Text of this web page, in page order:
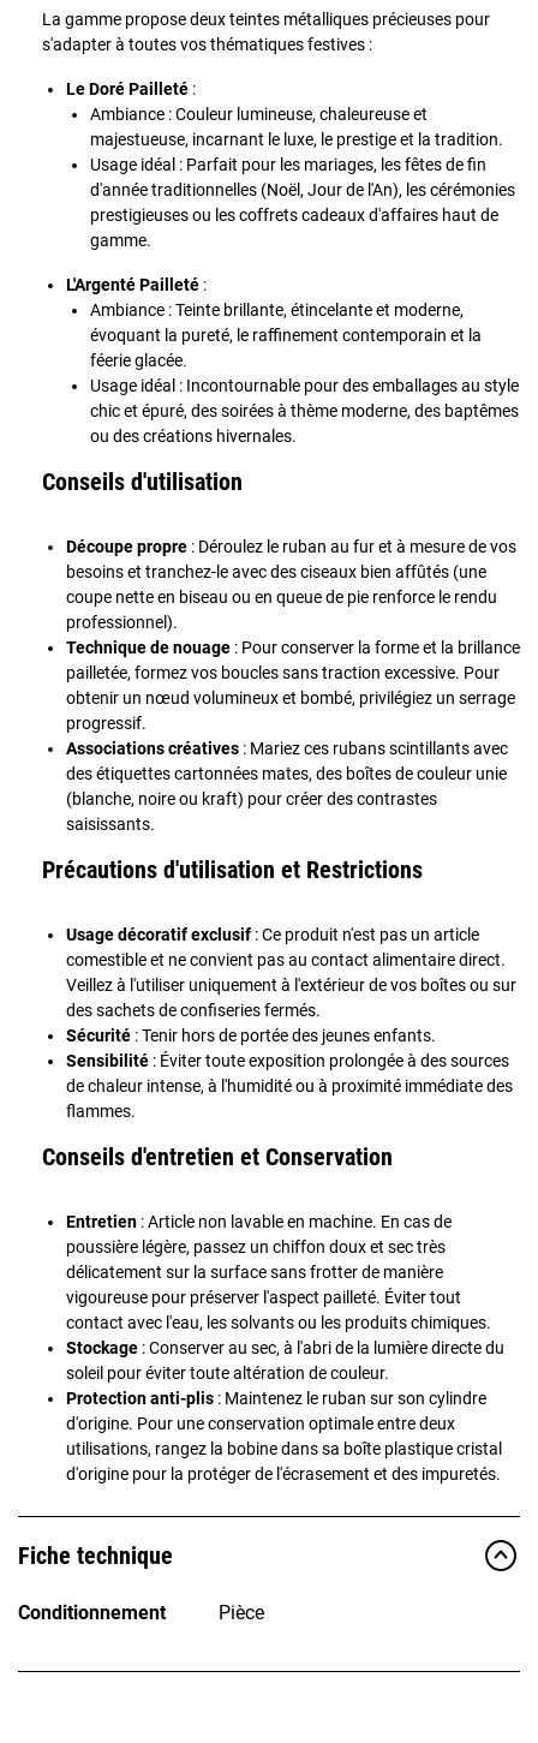
La gamme propose deux teintes métalliques précieuses pour
s'adapter à toutes vos thématiques festives :
Le Doré Pailleté :
Ambiance : Couleur lumineuse, chaleureuse et
majestueuse, incarnant le luxe, le prestige et la tradition.
Usage idéal : Parfait pour les mariages, les fêtes de fin
d'année traditionnelles (Noël, Jour de l'An), les cérémonies
prestigieuses ou les coffrets cadeaux d'affaires haut de
gamme.
L'Argenté Pailleté :
Ambiance : Teinte brillante, étincelante et moderne,
évoquant la pureté, le raffinement contemporain et la
féerie glacée.
Usage idéal : Incontournable pour des emballages au style
chic et épuré, des soirées à thème moderne, des baptêmes
ou des créations hivernales.
Conseils d'utilisation
Découpe propre : Déroulez le ruban au fur et à mesure de vos
besoins et tranchez-le avec des ciseaux bien affûtés (une
coupe nette en biseau ou en queue de pie renforce le rendu
professionnel).
Technique de nouage : Pour conserver la forme et la brillance
pailletée, formez vos boucles sans traction excessive. Pour
obtenir un nœud volumineux et bombé, privilégiez un serrage
progressif.
Associations créatives : Mariez ces rubans scintillants avec
des étiquettes cartonnées mates, des boîtes de couleur unie
(blanche, noire ou kraft) pour créer des contrastes
saisissants.
Précautions d'utilisation et Restrictions
Usage décoratif exclusif : Ce produit n'est pas un article
comestible et ne convient pas au contact alimentaire direct.
Veillez à l'utiliser uniquement à l'extérieur de vos boîtes ou sur
des sachets de confiseries fermés.
Sécurité : Tenir hors de portée des jeunes enfants.
Sensibilité : Éviter toute exposition prolongée à des sources
de chaleur intense, à l'humidité ou à proximité immédiate des
flammes.
Conseils d'entretien et Conservation
Entretien : Article non lavable en machine. En cas de
poussière légère, passez un chiffon doux et sec très
délicatement sur la surface sans frotter de manière
vigoureuse pour préserver l'aspect pailleté. Éviter tout
contact avec l'eau, les solvants ou les produits chimiques.
Stockage : Conserver au sec, à l'abri de la lumière directe du
soleil pour éviter toute altération de couleur.
Protection anti-plis : Maintenez le ruban sur son cylindre
d'origine. Pour une conservation optimale entre deux
utilisations, rangez la bobine dans sa boîte plastique cristal
d'origine pour la protéger de l'écrasement et des impuretés.
Fiche technique
Conditionnement Pièce